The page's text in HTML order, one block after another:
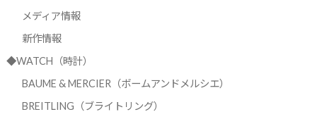
メディア情報
新作情報
◆WATCH（時計）
BAUME & MERCIER（ボームアンドメルシエ）
BREITLING（ブライトリング）